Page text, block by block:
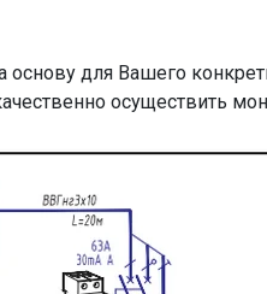
для Вашего
осуществить